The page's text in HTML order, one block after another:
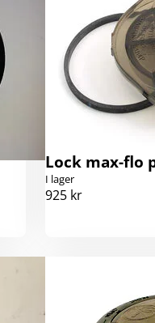
Lock max-flo
I lager
925 kr